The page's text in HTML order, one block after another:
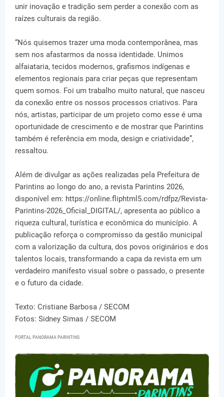
unir inovação e tradição sem perder a conexão com as
raízes culturais da região.
“Nós quisemos trazer uma moda contemporânea, mas
sem nos afastarmos da nossa identidade. Unimos
alfaiataria, tecidos modernos, grafismos indígenas e
elementos regionais para criar peças que representam
quem somos. Foi um trabalho muito natural, que nasceu
da conexão entre os nossos processos criativos. Para
nós, artistas, participar de um projeto como esse é uma
oportunidade de crescimento e de mostrar que Parintins
também é referência em moda, design e criatividade”,
ressaltou.
Além de divulgar as ações realizadas pela Prefeitura de
Parintins ao longo do ano, a revista Parintins 2026,
disponível em: https://online.fliphtml5.com/rdfpz/Revista-
Parintins-2026_Oficial_DIGITAL/, apresenta ao público a
riqueza cultural, turística e econômica do município. A
publicação reforça o compromisso da gestão municipal
com a valorização da cultura, dos povos originários e dos
talentos locais, transformando a capa da revista em um
verdadeiro manifesto visual sobre o passado, o presente
e o futuro da cidade.
Texto: Cristiane Barbosa / SECOM
Fotos: Sidney Simas / SECOM
PORTAL PANORAMA PARINTINS